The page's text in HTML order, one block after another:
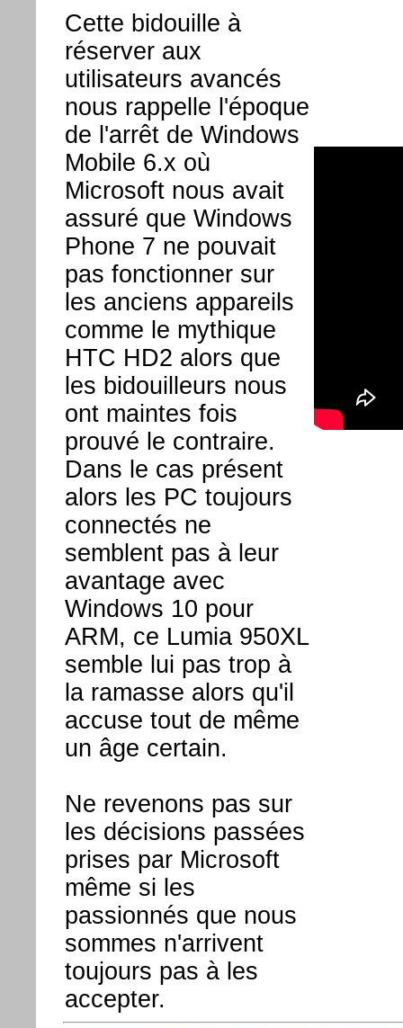
Cette bidouille à
réserver aux
utilisateurs avancés
nous rappelle l'époque
de l'arrêt de Windows
Mobile 6.x où
Microsoft nous avait
assuré que Windows
Phone 7 ne pouvait
pas fonctionner sur
les anciens appareils
comme le mythique
HTC HD2 alors que
les bidouilleurs nous
ont maintes fois
prouvé le contraire.
Dans le cas présent
alors les PC toujours
connectés ne
semblent pas à leur
avantage avec
Windows 10 pour
ARM, ce Lumia 950XL
semble lui pas trop à
la ramasse alors qu'il
accuse tout de même
un âge certain.
Ne revenons pas sur
les décisions passées
prises par Microsoft
même si les
passionnés que nous
sommes n'arrivent
toujours pas à les
accepter.